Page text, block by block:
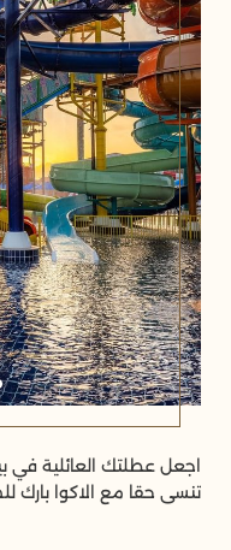
اجعل عطلتك العائلية في
تنسى حقا مع الاكوا بارك